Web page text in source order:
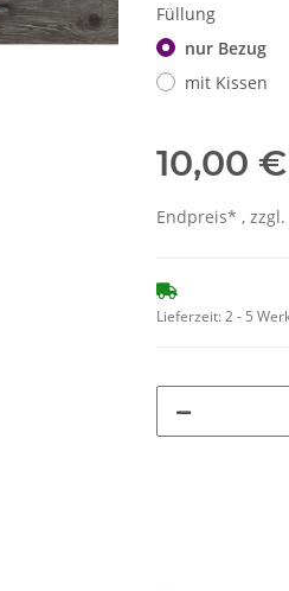
Füllung
nur Bezug
mit Kissen
10,00 €
Endpreis* , zzgl.
Lieferzeit:2 - 5